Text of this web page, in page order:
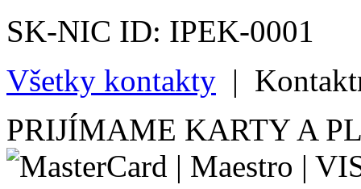
SK-NIC ID: IPEK-0001
Všetky kontakty |
PRIJÍMAME KARTY A